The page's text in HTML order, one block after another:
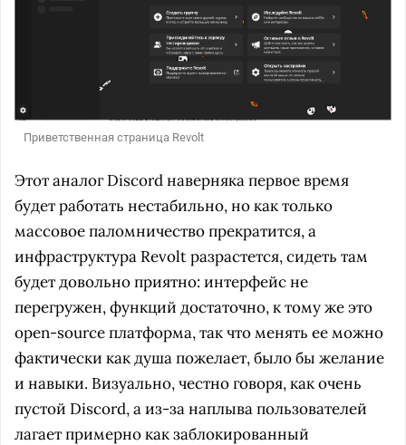
Приветственная страница Revolt
Этот аналог Discord наверняка первое время
будет работать нестабильно, но как только
массовое паломничество прекратится, а
инфраструктура Revolt разрастется, сидеть там
будет довольно приятно: интерфейс не
перегружен, функций достаточно, к тому же это
open-source платформа, так что менять ее можно
фактически как душа пожелает, было бы желание
и навыки. Визуально, честно говоря, как очень
пустой Discord, а из-за наплыва пользователей
лагает примерно как заблокированный